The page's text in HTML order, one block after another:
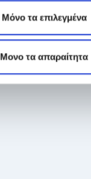
Μόνο τα επιλεγμένα
Μονο τα απαραίτητα